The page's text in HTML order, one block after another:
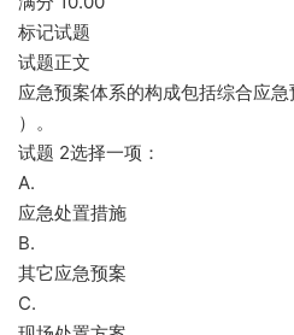
标记试题
试题正文
应急预案体系的构成包括综合应
）。
试题 2选择一项：
A.
应急处置措施
B.
其它应急预案
C.